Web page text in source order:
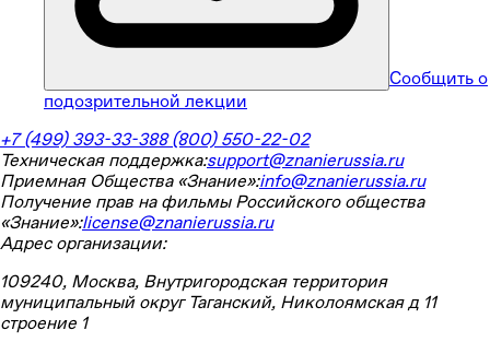
Сообщить о
подозрительной лекции
+7 (499) 393-33-388 (800) 550-22-02
Техническая поддержка:support@znanierussia.ru
Приемная Общества «Знание»:info@znanierussia.ru
Получение прав на фильмы Российского общества
«Знание»:license@znanierussia.ru
Адрес организации:
109240, Москва, Внутригородская территория
муниципальный округ Таганский, Николоямская д 11
строение 1